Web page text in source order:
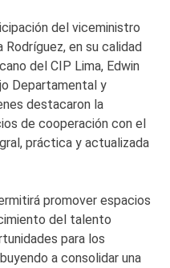
del viceministro
Rodríguez, en su calidad
del CIP Lima, Edwin
Departamental y
destacaron la
de cooperación con el
práctica y actualizada
promover espacios
del talento
para los
a consolidar una